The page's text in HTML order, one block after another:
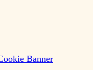
Banner